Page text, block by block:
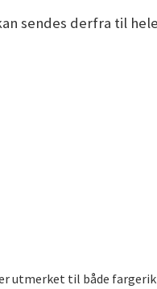
sendes derfra til
utmerket til både